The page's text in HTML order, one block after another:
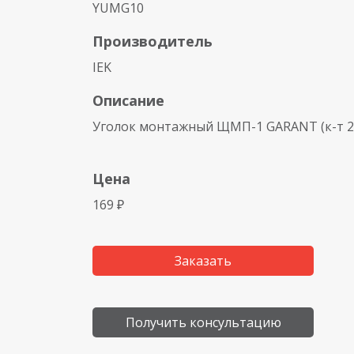
YUMG10
Производитель
IEK
Описание
Уголок монтажный ЩМП-1 GARANT (к-т
Цена
169 ₽
Заказать
Получить консультацию